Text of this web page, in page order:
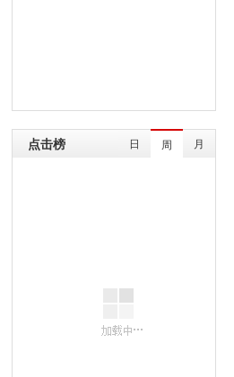
点击榜 日 周 月